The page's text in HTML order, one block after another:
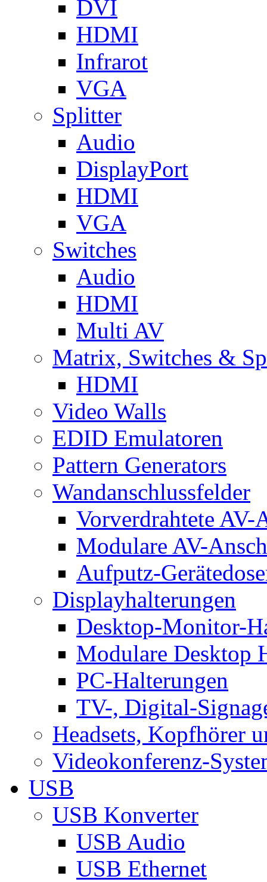
DVI
HDMI
Infrarot
VGA
Splitter
Audio
DisplayPort
HDMI
VGA
Switches
Audio
HDMI
Multi AV
Matrix, Switches &
HDMI
Video Walls
EDID Emulatoren
Pattern Generators
Wandanschlussfelder
Vorverdrahtete AV-
Modulare AV-
Aufputz-
Displayhalterungen
Desktop-Monitor-
Modulare Desktop
PC-Halterungen
TV-, Digital-
Headsets, Kopfhörer
Videokonferenz-
USB
USB Konverter
USB Audio
USB Ethernet